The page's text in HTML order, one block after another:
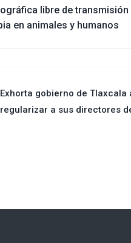
libre de transmisión
en animales y humanos
Exhorta gobierno de Tlaxcala
regularizar a sus directores